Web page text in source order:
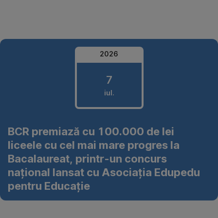
2026
7
iul.
7
iulie
2026
BCR premiază cu 100.000 de lei
liceele cu cel mai mare progres la
Bacalaureat, printr-un concurs
național lansat cu Asociația Edupedu
pentru Educație